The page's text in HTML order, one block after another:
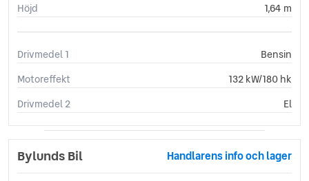
Höjd
1,64 m
Drivmedel 1
Bensin
Motoreffekt
132 kW/180 hk
Drivmedel 2
El
Bylunds Bil Handlarens info och lager